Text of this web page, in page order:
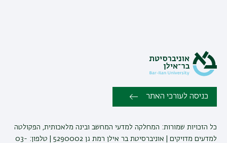
כניסה לעורכי האתר
כל הזכויות שמורות: המחלקה למדעי המחשב ובינה מלאכותית, הפקולטה
למדעים מדויקים | אוניברסיטת בר אילן רמת גן 5290002 | טלפון: 03-